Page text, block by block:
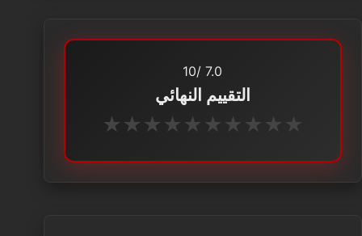
7.0
/10
التقييم النهائي
★
★
★
★
★
★
★
★
★
★